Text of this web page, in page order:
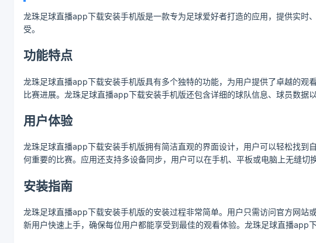
龙珠足球直播app下载安装手机版是一款专为足球爱好者打造的应用，提供实
受。
功能特点
龙珠足球直播app下载安装手机版具有多个独特的功能，为用户提供了卓越的
比赛进展。龙珠足球直播app下载安装手机版还包含详细的球队信息、球员数据
用户体验
龙珠足球直播app下载安装手机版拥有简洁直观的界面设计，用户可以轻松找
何重要的比赛。应用还支持多设备同步，用户可以在手机、平板或电脑上无缝切
安装指南
龙珠足球直播app下载安装手机版的安装过程非常简单。用户只需访问官方网
新用户快速上手，确保每位用户都能享受到最佳的观看体验。龙珠足球直播app